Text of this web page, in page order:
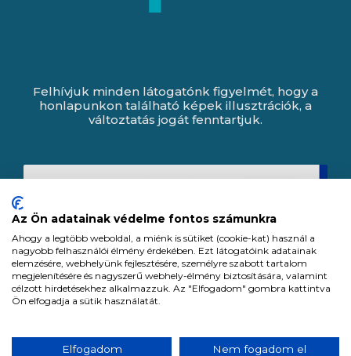
Felhívjuk minden látogatónk figyelmét, hogy a
honlapunkon található képek illusztrációk, a
változtatás jogát fenntartjuk.
Az Ön adatainak védelme fontos számunkra
Ahogy a legtöbb weboldal, a miénk is sütiket (cookie-kat) használ a
nagyobb felhasználói élmény érdekében. Ezt látogatóink adatainak
elemzésére, webhelyünk fejlesztésére, személyre szabott tartalom
megjelenítésére és nagyszerű webhely-élmény biztosítására, valamint
célzott hirdetésekhez alkalmazzuk. Az "Elfogadom" gombra kattintva
Ön elfogadja a sütik használatát.
Elfogadom Nem fogadom el